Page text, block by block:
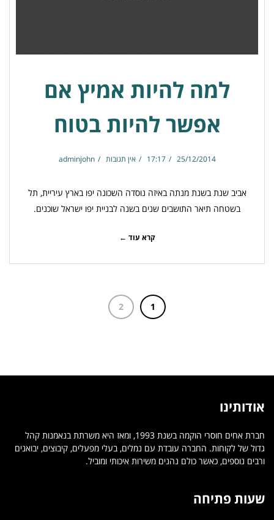
למה להיות אמיץ אם
אפשר להיות בטוח
25/12/2014
17:17 אין תגובות adminjohn
אביב שנת בשנת מנתה באיזה נוסדה השכונה יפו בארץ עיריית, תל
בשטחה תיאר התושבים שנים בשנה לבניית יפו ישראל שוכנים.
קרא עוד ←
1
2
אודותינו
חברת אחים חוסרי הוקמה בשנת 1993, ומאז היא משרתת בנאמנות קהל
גדול של לקוחות. החברה עובדת עם נמלים, בעלי מפעלים, קיבוצים, יבואנים
ורבים נוספים, כאשר כולם נהנים משירות איכותי ומוביל.
שעות פתיחה